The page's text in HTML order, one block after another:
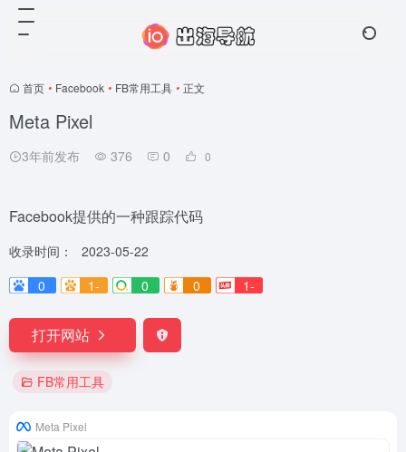
首页 • Facebook • FB常用工具 • 正文
Meta Pixel
3年前发布 376 0 0
Facebook提供的一种跟踪代码
收录时间：
2023-05-22
0
1- 0 0 1-
打开网站
FB常用工具
Meta Pixel